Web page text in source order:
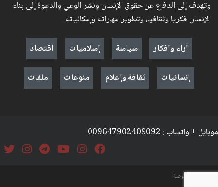
وتهدف إلى الدفاع عن حقوق الإنسان ونشر الوعي والدعوة إلى بناء
الإنسان فكريا وثقافيا، وتطوير مهاراته وإمكانياته
آراء وافكار
سياسة إسلاميات
اقتصاد
إنسانيات
ثقافة وإعلام منوعات ملفات
موبايل + واتساب : 009647902409092
السياسة والخصوصة